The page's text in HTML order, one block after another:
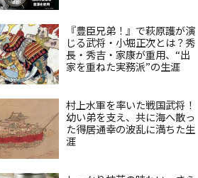
『豊臣兄弟！』で萩原護が演
じる武将・小堀正次とは？秀
長・秀吉・家康が重用、“出
家を重ねた実務派”の生涯
村上水軍を率いた戦国武将！
幼い弟を支え、共に海へ散っ
た得居通幸の波乱に満ちた生
涯